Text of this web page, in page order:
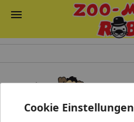

Cookie Einstellungen